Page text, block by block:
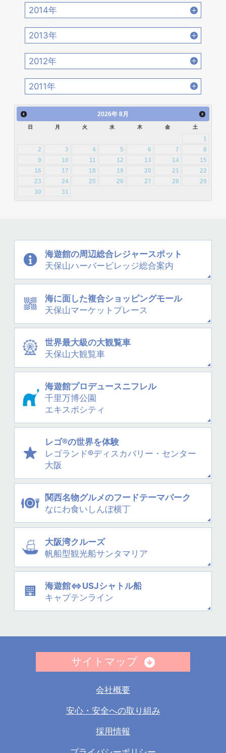
2019年2月 [12]
2018年4月 [21]
2018年2月 [25]
2017年6月 [25] 2017年5月 [27]
2017年4月 [26]
2017年2月 [23]
2016年6月 [27] 2016年5月 [30]
2016年4月 [32]
2016年2月 [25]
2015年12月 [30] 2015年11月 [19]
2015年10月 [26] 2015年9月 [30]
2015年6月 [29] 2015年5月 [30]
2015年4月 [26]
2015年2月 [22] 2015年1月 [25]
2014年
2014年12月 [28] 2014年11月 [23]
2014年10月 [29] 2014年9月 [26]
2014年8月 [24] 2014年7月 [28]
2014年6月 [28] 2014年5月 [25]
2014年4月 [32]
2013年
2013年12月 [27] 2013年11月 [22]
2013年10月 [28] 2013年9月 [27]
2013年8月 [26] 2013年7月 [26]
2013年6月 [28]
2013年2月 [26] 2013年1月 [31]
2012年
2012年12月 [30] 2012年11月 [12]
2012年10月 [12] 2012年9月 [5]
2012年8月 [12] 2012年7月 [1]
2011年
2011年12月 [1]
2026年 8月
日 月 火 水 木 金 土
1
2
3 4 5 6 7
8
9
10 11 12 13 14
15
16
17 18 19 20 21
22
23
24 25 26 27 28
29
30
31
海遊館の周辺総合レジャースポット
天保山ハーバービレッジ総合案内
海に面した複合ショッピングモール
天保山マーケットプレース
世界最大級の大観覧車
天保山大観覧車
海遊館プロデュースニフレル
千里万博公園
エキスポシティ
レゴ®の世界を体験
レゴランド®ディスカバリー・ センター
大阪
関西名物グルメのフードテーマパーク
なにわ食いしんぼ横丁
大阪湾クルーズ
帆船型観光船サンタマリア
海遊館⇔USJシャトル船
キャプテンライン
サイトマップ
会社概要
安心・安全への取り組み
採用情報